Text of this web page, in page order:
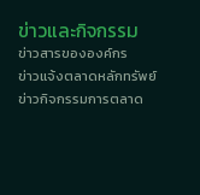
ข่าวและกิจกรรม
ข่าวสารขององค์กร
ข่าวแจ้งตลาดหลักทรัพย์
ข่าวกิจกรรมการตลาด